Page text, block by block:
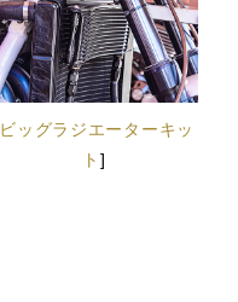
ビッグラジエーターキッ
ト ]